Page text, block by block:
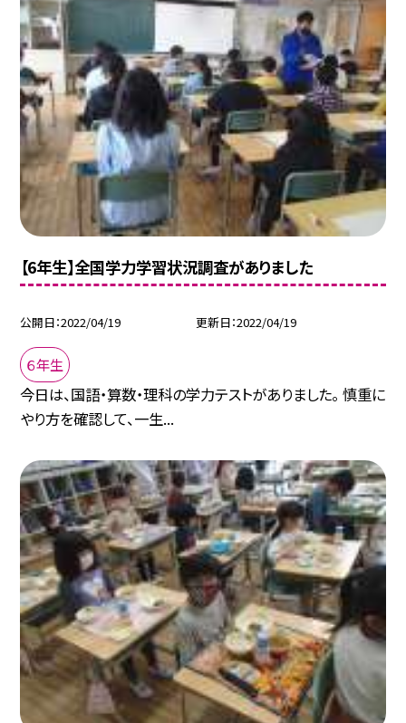
【6年生】全国学力学習状況調査がありました
公開日 2022/04/19 更新日 2022/04/19
６年生
今日は、国語・算数・理科の学力テストがありました。 慎重に
やり方を確認して、一生...